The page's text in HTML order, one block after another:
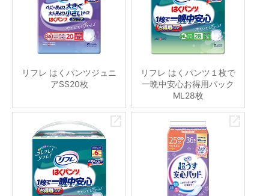
リフレ はくパンツジュニ
アSS20枚
リフレ はくパンツ１枚で
一晩中安心お得用パック
ML28枚